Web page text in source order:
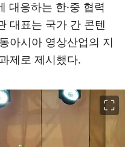
대응하는 한·중 협력
대표는 국가 간 콘텐
아시아 영상산업의 지
제로 제시했다.